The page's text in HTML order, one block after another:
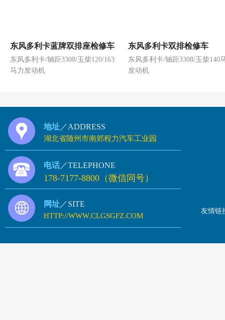
东风多利卡蓝牌双排座检修车
东风多利卡/轴距3308/玉柴120/163
马力发动机
东风多利卡双排检修车
东风多利卡/轴距3308/玉柴140
发动机
地址 ／ADDRESS
湖北省随州市南郊程力汽车工业园
电话 ／TELEPHONE
178-7177-8800（微信同号）
网址 ／SITE
HTTP://WWW.CLGSGFZ.COM
友情链